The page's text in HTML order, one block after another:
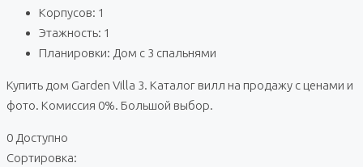
Корпусов: 1
Этажность: 1
Планировки: Дом с 3 спальнями
Купить дом Garden Villa 3. Каталог вилл на продажу с ценами и
фото. Комиссия 0%. Большой выбор.
0 Доступно
Сортировка: